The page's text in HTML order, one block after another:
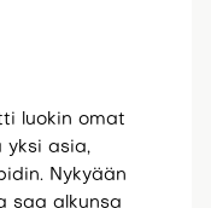
luokin omat
yksi asia,
Nykyään
saa alkunsa